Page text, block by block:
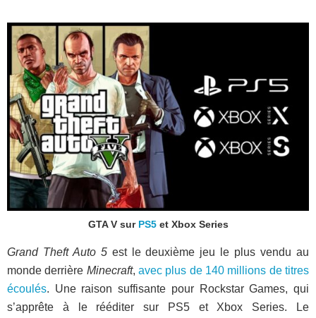
GTA V sur PS5et Xbox Series
Grand Theft Auto 5est le deuxième jeu le plus vendu au
monde derrière Minecraft,avec plus de 140 millions de titres
écoulés. Une raison suffisante pour Rockstar Games, qui
s’apprête à le rééditer sur PS5 et Xbox Series. Le